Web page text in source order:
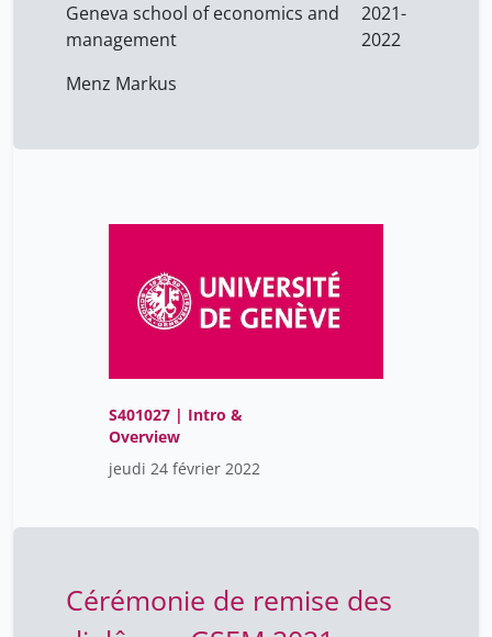
Geneva school of economics and
management
2021-
2022
Menz Markus
S401027 | Intro &
Overview
jeudi 24 février 2022
Cérémonie de remise des